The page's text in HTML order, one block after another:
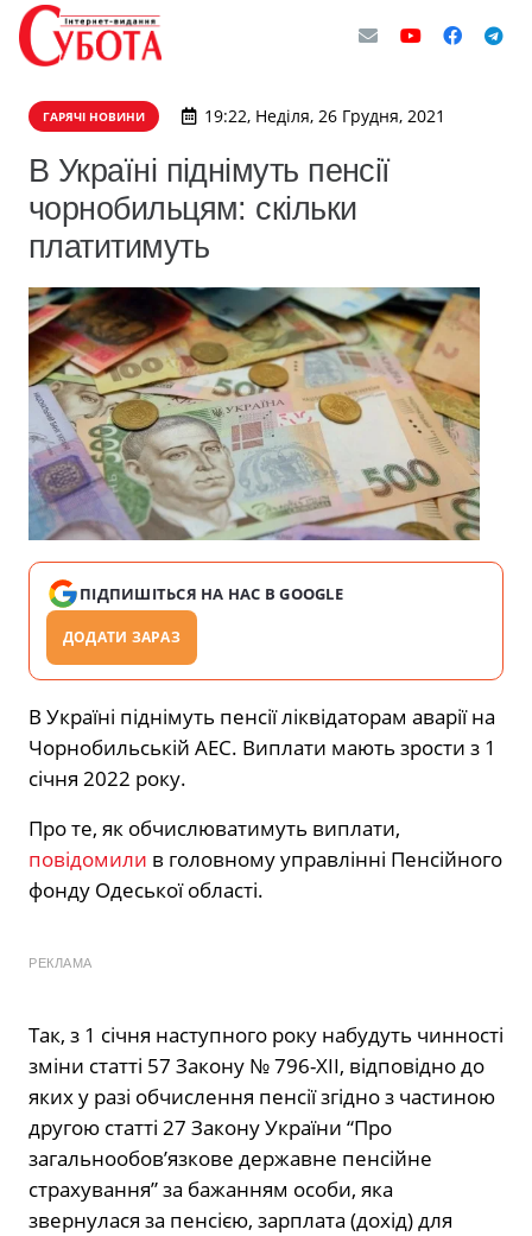
ГАРЯЧІ НОВИНИ 19:22, Неділя, 26 Грудня, 2021
В Україні піднімуть пенсії
чорнобильцям: скільки
платитимуть
ПІДПИШІТЬСЯ НА НАС В GOOGLE
ДОДАТИ ЗАРАЗ
В Україні піднімуть пенсії ліквідаторам аварії на
Чорнобильській АЕС. Виплати мають зрости з 1
січня 2022 року.
Про те, як обчислюватимуть виплати,
повідомили в головному управлінні Пенсійного
фонду Одеської області.
РЕКЛАМА
Так, з 1 січня наступного року набудуть чинності
зміни статті 57 Закону № 796-ХІІ, відповідно до
яких у разі обчислення пенсії згідно з частиною
другою статті 27 Закону України “Про
загальнообов’язкове державне пенсійне
страхування” за бажанням особи, яка
звернулася за пенсією, зарплата (дохід) для